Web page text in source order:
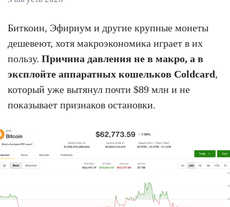
Биткоин, Эфириум и другие крупные монеты
дешевеют, хотя макроэкономика играет в их
пользу. Причина давления не в макро, а в
эксплойте аппаратных кошельков Coldcard,
который уже вытянул почти $89 млн и не
показывает признаков остановки.